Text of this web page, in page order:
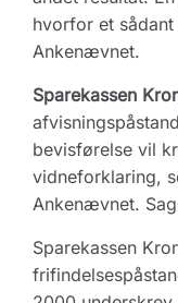
hvorfor et
Ankenævnet.
Sparekassen
bevisførelse vil
vidneforklaring,
Ankenævnet.
Sparekassen